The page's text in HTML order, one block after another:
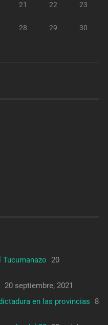
21 22 23
28 29 30
20
20 septiembre, 2021
en las provincias
8